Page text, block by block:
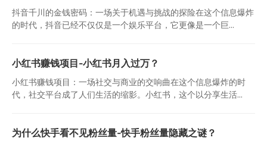
抖音千川的金钱密码：一场关于机遇与挑战的探险在这个信息爆炸
的时代，抖音已经不仅仅是一个娱乐平台，它更像是一个巨...
小红书赚钱项目-小红书月入过万？
小红书赚钱项目：一场社交与商业的交响曲在这个信息爆炸的时
代，社交平台成了人们生活的缩影。小红书，这个以分享生活...
为什么快手看不见粉丝量-快手粉丝量隐藏之谜？